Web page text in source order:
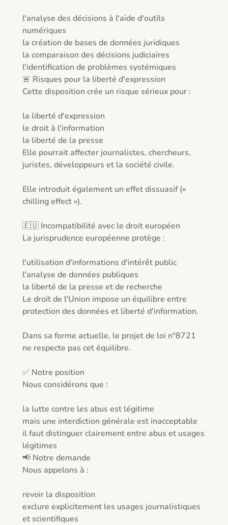
l'analyse des décisions à l'aide d'outils
numériques
la création de bases de données juridiques
la comparaison des décisions judiciaires
l'identification de problèmes systémiques
🚨 Risques pour la liberté d'expression
Cette disposition crée un risque sérieux pour :
la liberté d'expression
le droit à l'information
la liberté de la presse
Elle pourrait affecter journalistes, chercheurs,
juristes, développeurs et la société civile.
Elle introduit également un effet dissuasif («
chilling effect »).
🇪🇺 Incompatibilité avec le droit européen
La jurisprudence européenne protège :
l'utilisation d'informations d'intérêt public
l'analyse de données publiques
la liberté de la presse et de recherche
Le droit de l'Union impose un équilibre entre
protection des données et liberté d'information.
Dans sa forme actuelle, le projet de loi n°8721
ne respecte pas cet équilibre.
✅ Notre position
Nous considérons que :
la lutte contre les abus est légitime
mais une interdiction générale est inacceptable
il faut distinguer clairement entre abus et usages
légitimes
📢 Notre demande
Nous appelons à :
revoir la disposition
exclure explicitement les usages journalistiques
et scientifiques